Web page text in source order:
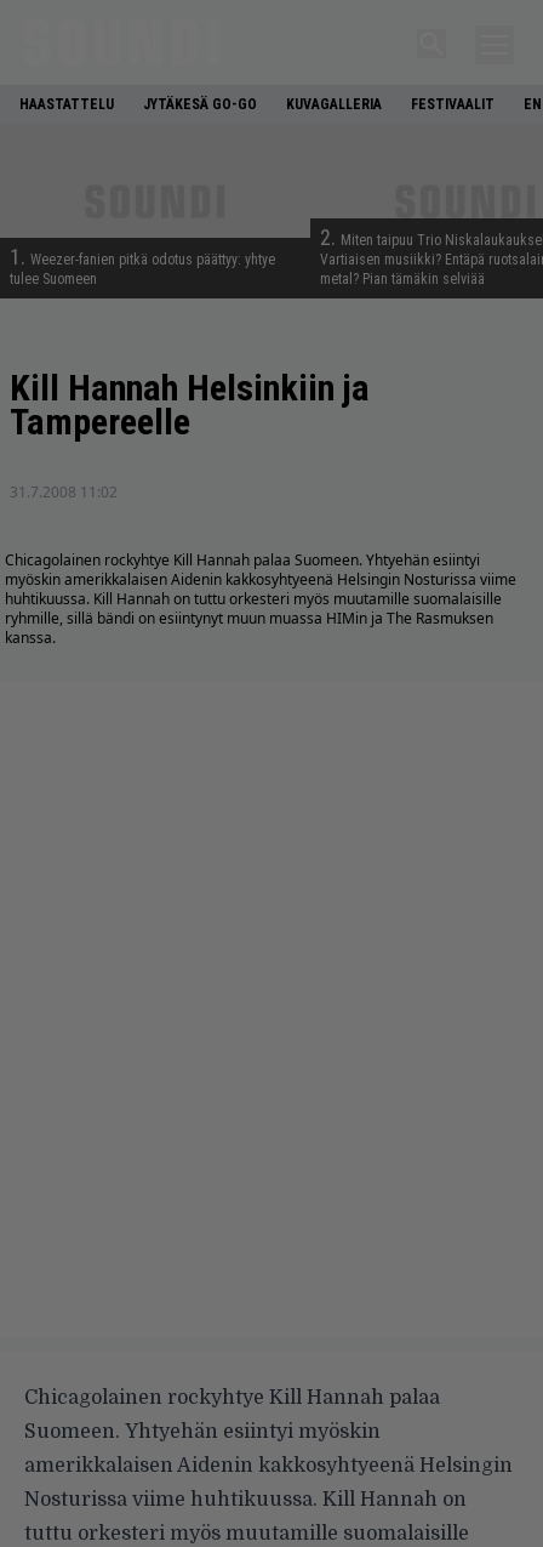
HAASTATTELU JYTÄKESÄ GO-GO KUVAGALLERIA FESTIVAALIT
1. Weezer-fanien pitkä odotus päättyy: yhtye
tulee Suomeen
2. Miten taipuu Trio
Vartiaisen musiikki? Entäpä
metal? Pian tämäkin selviää
Kill Hannah Helsinkiin ja
Tampereelle
31.7.2008 11:02
Chicagolainen rockyhtye Kill Hannah palaa Suomeen. Yhtyehän esiintyi
myöskin amerikkalaisen Aidenin kakkosyhtyeenä Helsingin Nosturissa viime
huhtikuussa. Kill Hannah on tuttu orkesteri myös muutamille suomalaisille
ryhmille, sillä bändi on esiintynyt muun muassa HIMin ja The Rasmuksen
kanssa.
Chicagolainen rockyhtye Kill Hannah palaa
Suomeen. Yhtyehän esiintyi myöskin
amerikkalaisen Aidenin kakkosyhtyeenä Helsingin
Nosturissa viime huhtikuussa. Kill Hannah on
tuttu orkesteri myös muutamille suomalaisille